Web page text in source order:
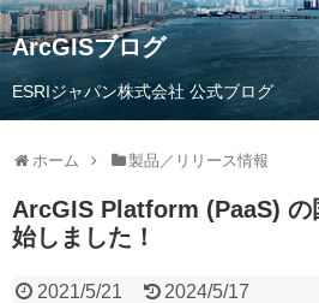
ArcGISブログ
ESRIジャパン株式会社 公式ブログ
ホーム 製品／リリース情報
ArcGIS Platform (PaaS) の
始しました！
2021/5/21
2024/5/17